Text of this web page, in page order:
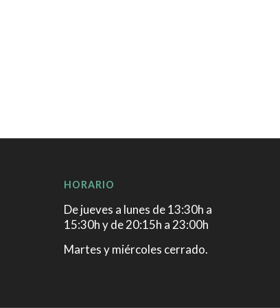
HORARIO
De jueves a lunes de 13:30h a
15:30h y de 20:15h a 23:00h
Martes y miércoles cerrado.